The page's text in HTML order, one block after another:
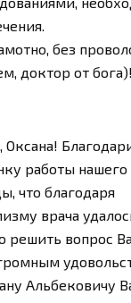
без
доктор от бога)!
Оксана!
работы нашего
что благодаря
врача
решить вопрос
Альбековичу